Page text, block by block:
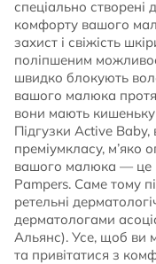
спеціально створені
комфорту вашого
захист і свіжість
поліпшеним
швидко блокують
вашого малюка
вони мають кишеньку
Підгузки Active Baby,
преміумкласу, м’яко
вашого малюка — це
Pampers. Саме тому
ретельні
дерматологами
Альянс). Усе, щоб ви
та привітатися з